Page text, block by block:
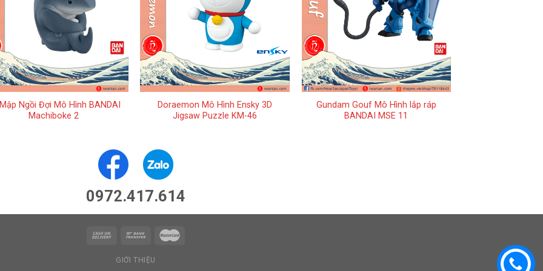
Ngồi Đợi Mô Hình BANDAI
Machiboke 2
+
Doraemon Mô Hình Ensky 3D
Jigsaw Puzzle KM-46
+
Gundam Gouf Mô Hình lắp ráp
BANDAI MSE 11
0972.417.614
GIỚI THIỆU